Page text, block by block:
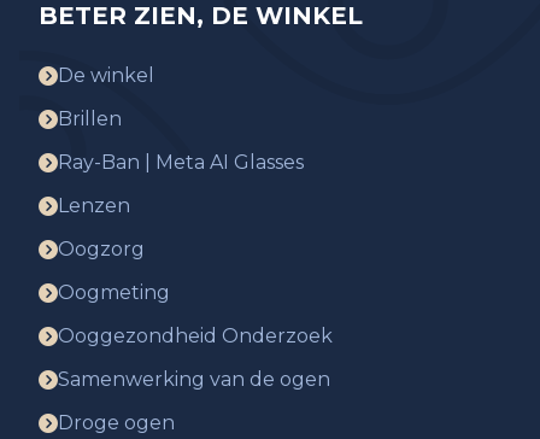
BETER ZIEN, DE WINKEL
De winkel
Brillen
Ray-Ban | Meta AI Glasses
Lenzen
Oogzorg
Oogmeting
Ooggezondheid Onderzoek
Samenwerking van de ogen
Droge ogen